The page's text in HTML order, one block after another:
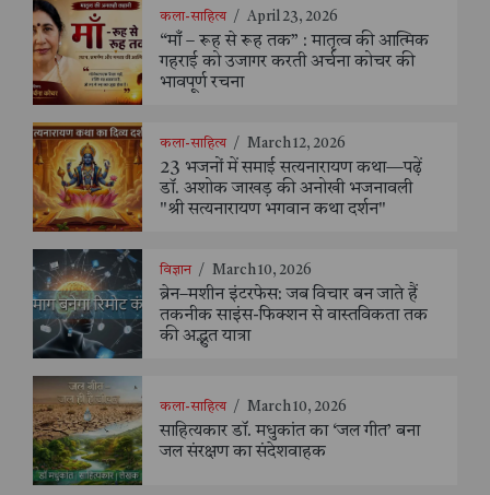
कला-साहित्य / April 23, 2026
“माँ – रूह से रूह तक” : मातृत्व की आत्मिक
गहराई को उजागर करती अर्चना कोचर की
भावपूर्ण रचना
कला-साहित्य / March 12, 2026
23 भजनों में समाई सत्यनारायण कथा—पढ़ें
डॉ. अशोक जाखड़ की अनोखी भजनावली
"श्री सत्यनारायण भगवान कथा दर्शन"
विज्ञान / March 10, 2026
ब्रेन–मशीन इंटरफेस: जब विचार बन जाते हैं
तकनीक साइंस-फिक्शन से वास्तविकता तक
की अद्भुत यात्रा
कला-साहित्य / March 10, 2026
साहित्यकार डॉ. मधुकांत का ‘जल गीत’ बना
जल संरक्षण का संदेशवाहक